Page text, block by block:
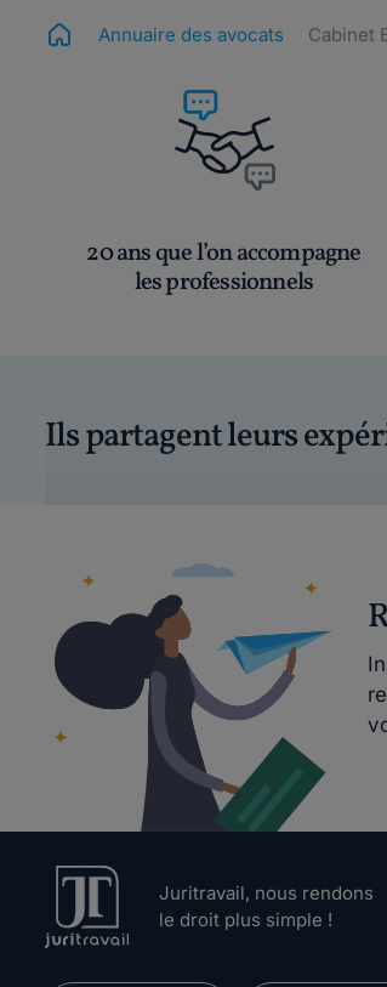
Annuaire des avocats Cabinet
20 ans que l’on accompagne
les professionnels
Ils partagent leurs
Juritravail, nous rendons
le droit plus simple !